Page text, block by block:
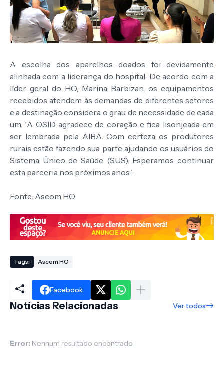
A escolha dos aparelhos doados foi devidamente
alinhada com a liderança do hospital. De acordo com a
líder geral do HO, Marina Barbizan, os equipamentos
recebidos atendem às demandas de diferentes setores
e a destinação considera o grau de necessidade de cada
um. “A OSID agradece de coração e fica lisonjeada em
ser lembrada pela AIBA. Com certeza os produtores
rurais estão fazendo sua parte ajudando os usuários do
Sistema Único de Saúde (SUS). Esperamos continuar
esta parceria nos próximos anos”.
Fonte: Ascom HO
Tags: Ascom HO
Facebook
Notícias Relacionadas Ver todos
Error: Nenhum resultado encontrado